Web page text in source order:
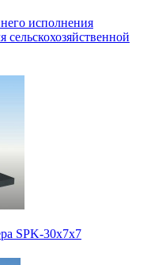
исполнения
сельскохозяйственной
SPK-30х7х7